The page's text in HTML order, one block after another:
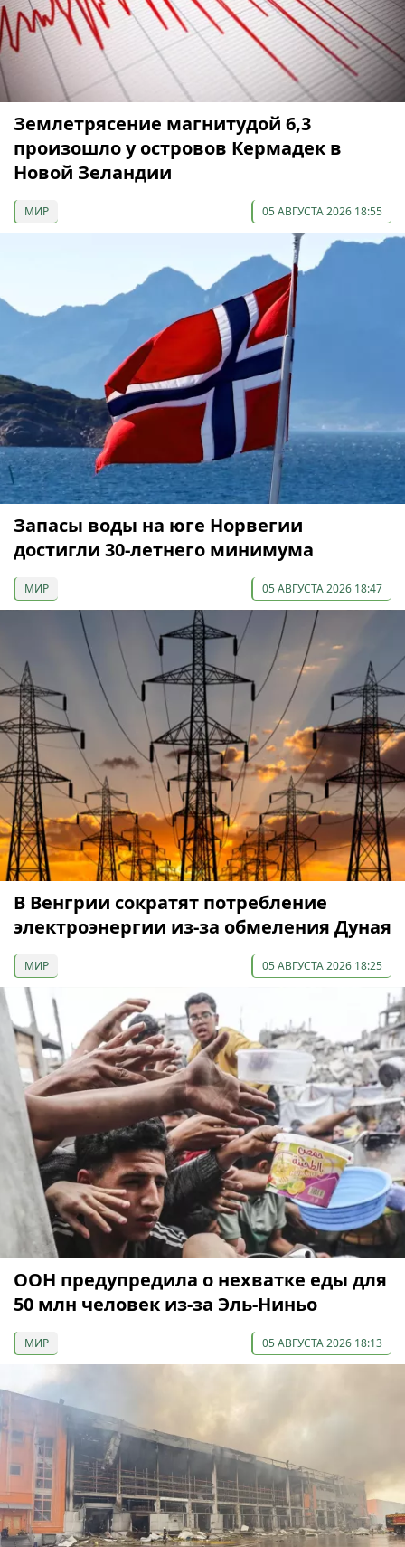
Землетрясение магнитудой 6,3
произошло у островов Кермадек в
Новой Зеландии
МИР 05 АВГУСТА 2026 18:55
Запасы воды на юге Норвегии
достигли 30-летнего минимума
МИР 05 АВГУСТА 2026 18:47
В Венгрии сократят потребление
электроэнергии из-за обмеления Дуная
МИР 05 АВГУСТА 2026 18:25
ООН предупредила о нехватке еды для
50 млн человек из-за Эль-Ниньо
МИР 05 АВГУСТА 2026 18:13